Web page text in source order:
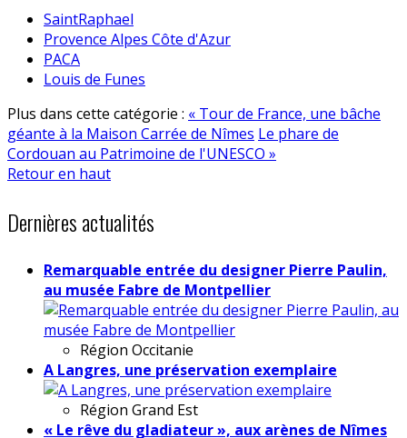
SaintRaphael
Provence Alpes Côte d'Azur
PACA
Louis de Funes
Plus dans cette catégorie : « Tour de France, une bâche
géante à la Maison Carrée de Nîmes Le phare de
Cordouan au Patrimoine de l'UNESCO »
Retour en haut
Dernières actualités
Remarquable entrée du designer Pierre Paulin,
au musée Fabre de Montpellier
Région Occitanie
A Langres, une préservation exemplaire
Région Grand Est
« Le rêve du gladiateur », aux arènes de Nîmes